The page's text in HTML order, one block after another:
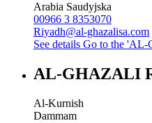
Arabia Saudyjska
00966 3 8353070
Riyadh@al-ghazalisa.com
See details Go to the
AL-GHAZALI
Al-Kurnish
Dammam